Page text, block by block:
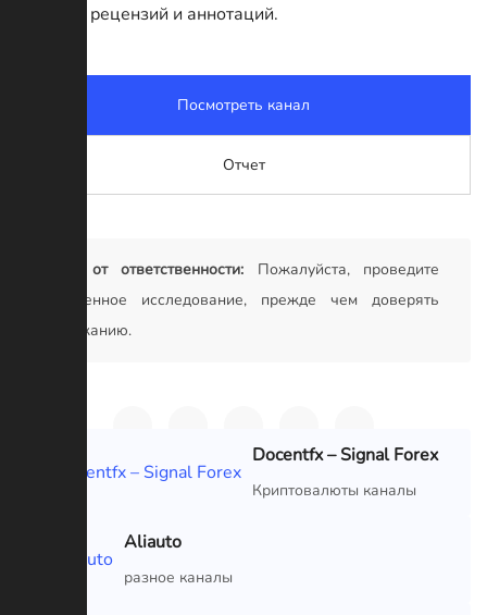
в форме рецензий и аннотаций.
Посмотреть канал
Отчет
Отказ от ответственности: Пожалуйста, проведите
собственное исследование, прежде чем доверять
содержанию.
Docentfx – Signal Forex
Криптовалюты каналы
Aliauto
разное каналы